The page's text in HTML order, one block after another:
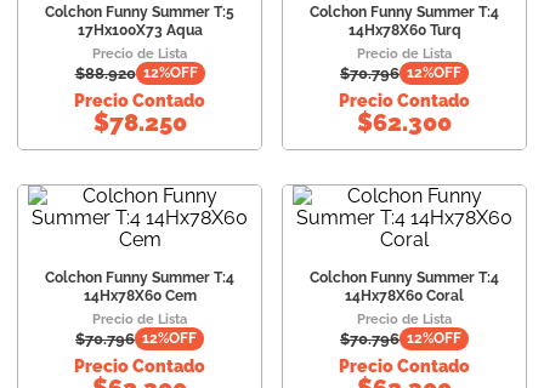
Colchon Funny Summer T:5
17Hx100X73 Aqua
Precio de Lista
$88.920 12%OFF
Precio Contado
$78.250
Colchon Funny Summer T:4
14Hx78X60 Turq
Precio de Lista
$70.796 12%OFF
Precio Contado
$62.300
Colchon Funny Summer T:4
14Hx78X60 Cem
Precio de Lista
$70.796 12%OFF
Precio Contado
Colchon Funny Summer T:4
14Hx78X60 Coral
Precio de Lista
$70.796 12%OFF
Precio Contado